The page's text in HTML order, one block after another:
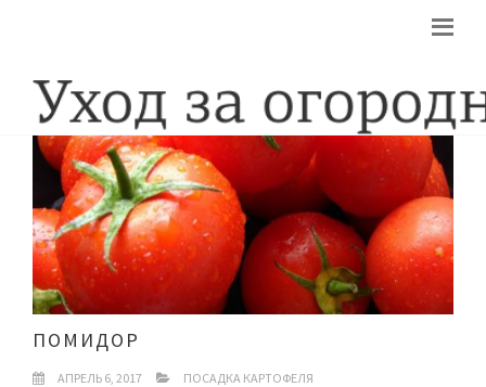
ПОМИДОР
АПРЕЛЬ 6, 2017 ПОСАДКА КАРТОФЕЛЯ